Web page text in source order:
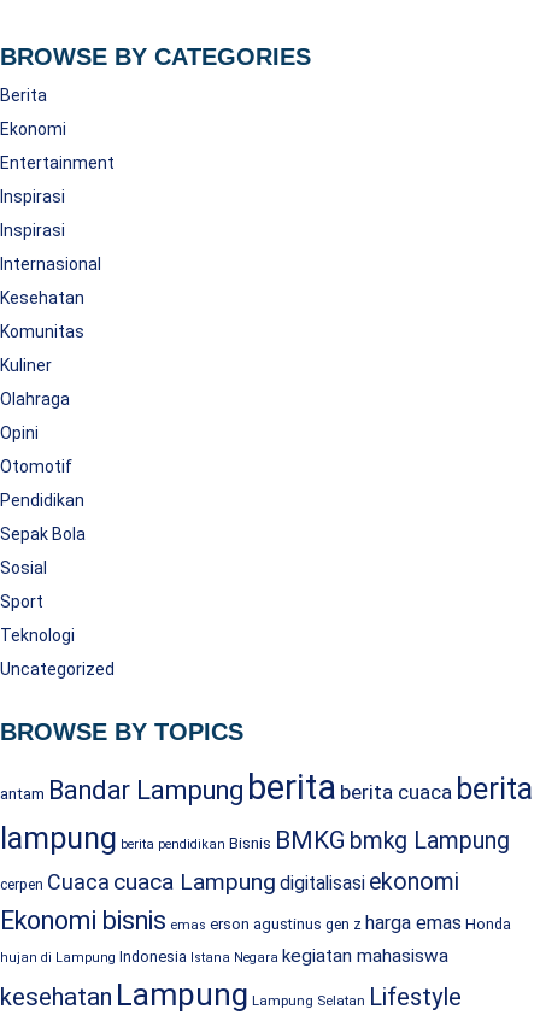
BROWSE BY CATEGORIES
Berita
Ekonomi
Entertainment
Inspirasi
Inspirasi
Internasional
Kesehatan
Komunitas
Kuliner
Olahraga
Opini
Otomotif
Pendidikan
Sepak Bola
Sosial
Sport
Teknologi
Uncategorized
BROWSE BY TOPICS
antam Bandar Lampung berita berita cuaca berita
lampung berita pendidikan Bisnis BMKG bmkg Lampung
cerpen Cuaca cuaca Lampung digitalisasi ekonomi
Ekonomi bisnis emas erson agustinus gen z harga emas Honda
hujan di Lampung Indonesia Istana Negara kegiatan mahasiswa
kesehatan Lampung Lampung Selatan Lifestyle